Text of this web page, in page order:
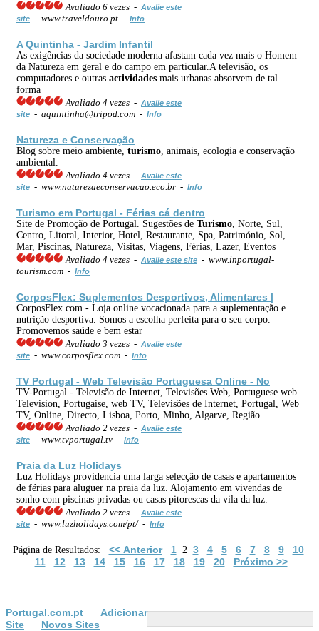
Avaliado 6 vezes - Avalie este
site - www.traveldouro.pt - Info
A Quintinha - Jardim Infantil
As exigências da sociedade moderna afastam cada vez mais o Homem
da Natureza em geral e do campo em particular.A televisão, os
computadores e outras actividades mais urbanas absorvem de tal
forma
Avaliado 4 vezes - Avalie este
site - aquintinha@tripod.com - Info
Natureza e Conservação
Blog sobre meio ambiente, turismo , animais, ecologia e conservação
ambiental.
Avaliado 4 vezes - Avalie este
site - www.naturezaeconservacao.eco.br - Info
Turismo em Portugal - Férias cá dentro
Site de Promoção de Portugal. Sugestões de Turismo , Norte, Sul,
Centro, Litoral, Interior, Hotel, Restaurante, Spa, Património, Sol,
Mar, Piscinas, Natureza, Visitas, Viagens, Férias, Lazer, Eventos
Avaliado 4 vezes - Avalie este site - www.inportugal-
tourism.com - Info
CorposFlex: Suplementos Desportivos, Alimentares |
CorposFlex.com - Loja online vocacionada para a suplementação e
nutrição desportiva. Somos a escolha perfeita para o seu corpo.
Promovemos saúde e bem estar
Avaliado 3 vezes - Avalie este
site - www.corposflex.com - Info
TV Portugal - Web Televisão Portuguesa Online - No
TV-Portugal - Televisão de Internet, Televisões Web, Portuguese web
Television, Portugaise, web TV, Televisões de Internet, Portugal, Web
TV, Online, Directo, Lisboa, Porto, Minho, Algarve, Região
Avaliado 2 vezes - Avalie este
site - www.tvportugal.tv - Info
Praia da Luz Holidays
Luz Holidays providencia uma larga selecção de casas e apartamentos
de férias para aluguer na praia da luz. Alojamento em vivendas de
sonho com piscinas privadas ou casas pitorescas da vila da luz.
Avaliado 2 vezes - Avalie este
site - www.luzholidays.com/pt/ - Info
Página de Resultados: << Anterior 12 3 4 5 6 7 8 9
10
11
12 13 14 15 16 17 18 19 20 Próximo >>
Portugal.com.pt
Adicionar
Site
Novos Sites